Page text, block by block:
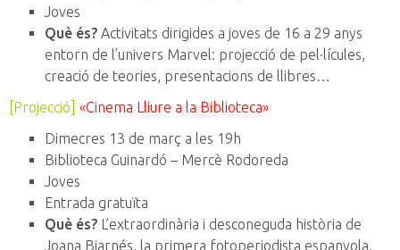
Joves
Què és? Activitats dirigides a joves de 16 a 29 anys
entorn de l’univers Marvel: projecció de pel·lícules,
creació de teories, presentacions de llibres…
[Projecció]
«Cinema Lliure a la Biblioteca»
Dimecres 13 de març a les 19h
Biblioteca Guinardó – Mercè Rodoreda
Joves
Entrada gratuïta
Què és? L’extraordinària i desconeguda història de
Joana Biarnés, la primera fotoperiodista espanyola.